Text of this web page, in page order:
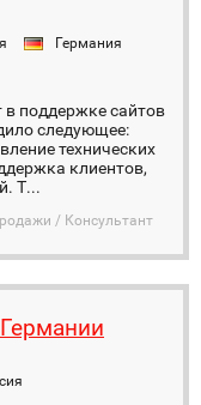
Германия
поддержке сайтов
следующее:
технических
клиентов,
Т...
/ Консультант